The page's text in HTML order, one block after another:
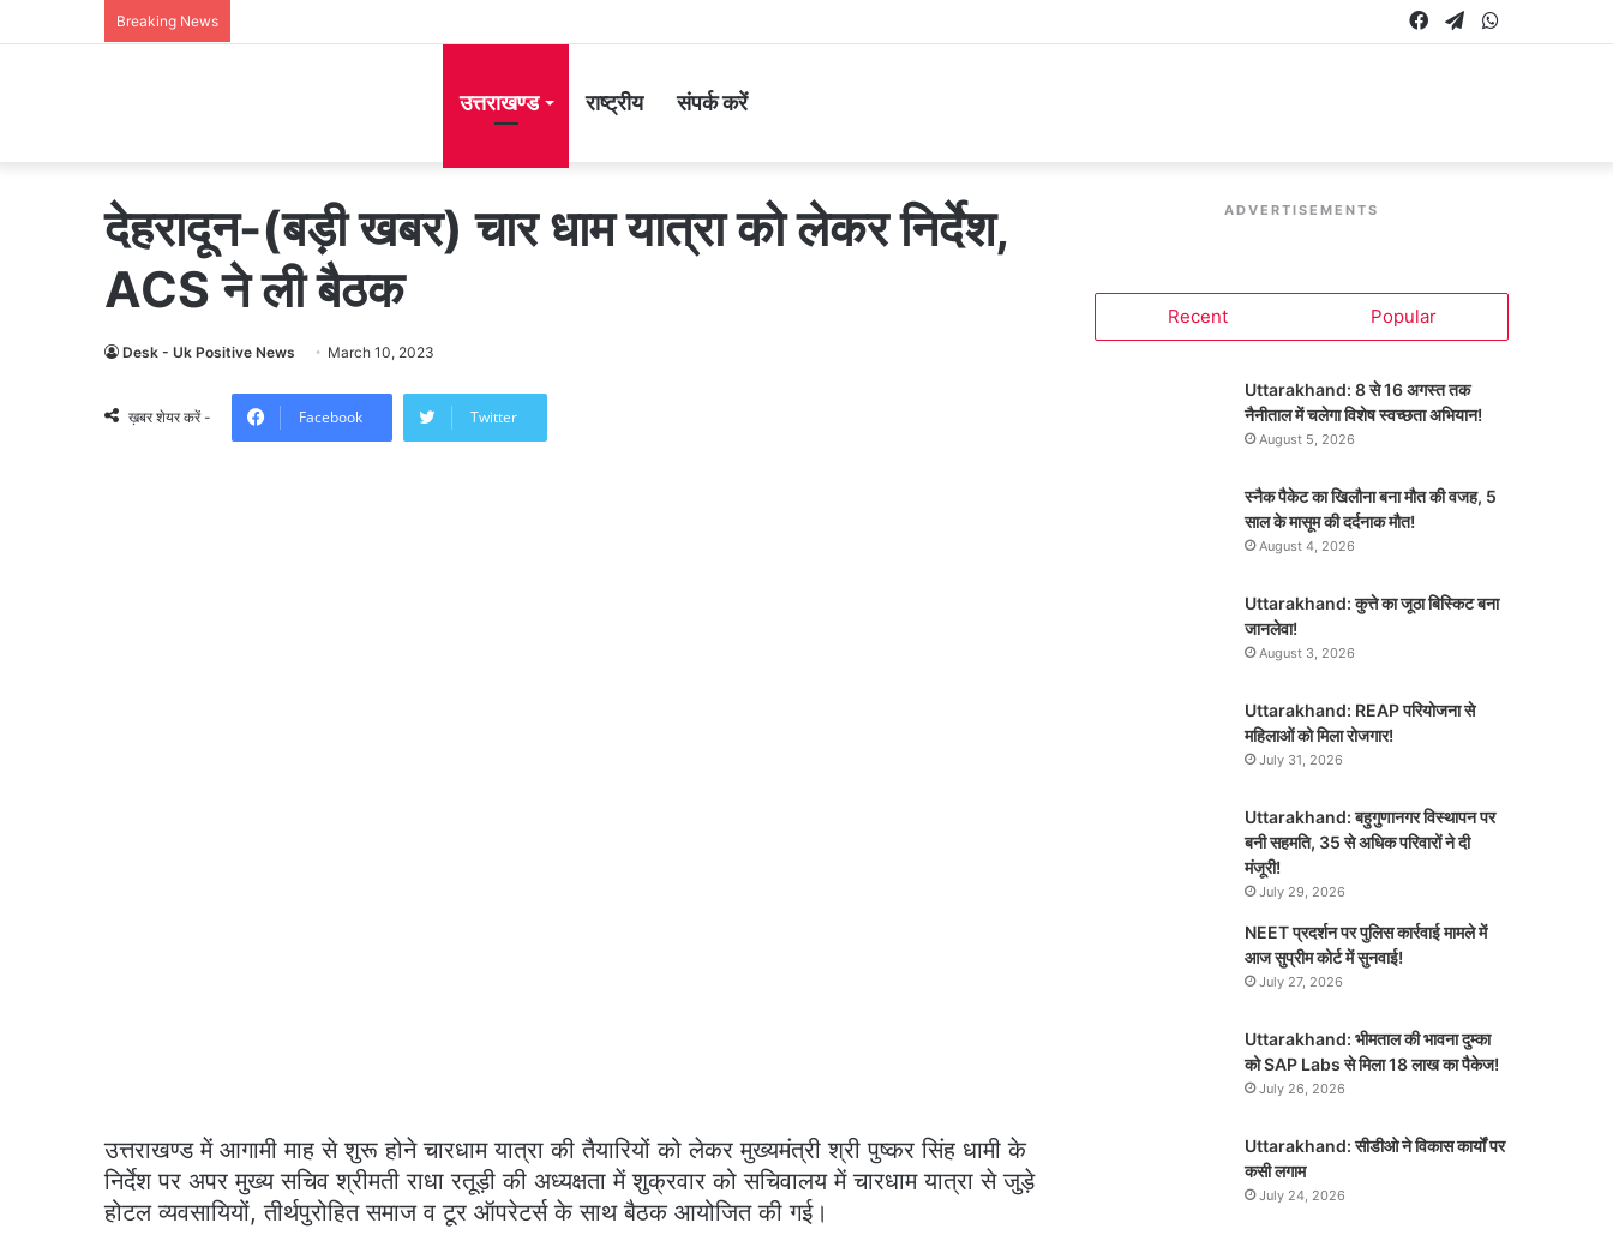
Breaking News Telegram
Facebook
उत्तराखण्ड राष्ट्रीय संपर्क करें
देहरादून-(बड़ी खबर) चार धाम यात्रा को लेकर निर्देश,
ACS ने ली बैठक
Desk - Uk Positive News March 10, 2023
ख़बर शेयर करें - Facebook Twitter
उत्तराखण्ड में आगामी माह से शुरू होने चारधाम यात्रा की तैयारियों को लेकर मुख्यमंत्री श्री पुष्कर सिंह धामी के
निर्देश पर अपर मुख्य सचिव श्रीमती राधा रतूड़ी की अध्यक्षता में शुक्रवार को सचिवालय में चारधाम यात्रा से जुड़े
होटल व्यवसायियों, तीर्थपुरोहित समाज व टूर ऑपरेटर्स के साथ बैठक आयोजित की गई।
ADVERTISEMENTS
Recent Popular
Uttarakhand: 8 से 16 अगस्त तक
नैनीताल में चलेगा विशेष स्वच्छता अभियान!
August 5, 2026
स्नैक पैकेट का खिलौना बना मौत की वजह, 5
साल के मासूम की दर्दनाक मौत!
August 4, 2026
Uttarakhand: कुत्ते का जूठा बिस्किट बना
जानलेवा!
August 3, 2026
Uttarakhand: REAP परियोजना से
महिलाओं को मिला रोजगार!
July 31, 2026
Uttarakhand: बहुगुणानगर विस्थापन पर
बनी सहमति, 35 से अधिक परिवारों ने दी
मंजूरी!
July 29, 2026
NEET प्रदर्शन पर पुलिस कार्रवाई मामले में
आज सुप्रीम कोर्ट में सुनवाई!
July 27, 2026
Uttarakhand: भीमताल की भावना दुम्का
को SAP Labs से मिला 18 लाख का पैकेज!
July 26, 2026
Uttarakhand: सीडीओ ने विकास कार्यों पर
कसी लगाम
July 24, 2026